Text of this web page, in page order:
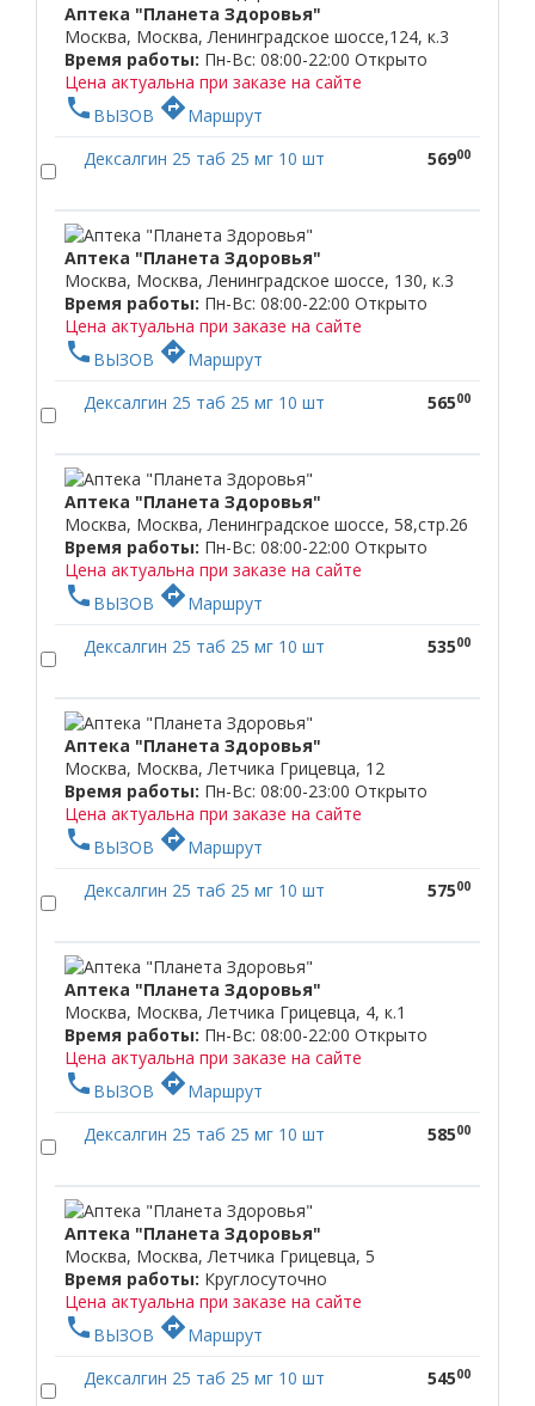
Аптека "Планета Здоровья"
Москва, Москва, Ленинградское шоссе,124, к.3
Время работы: Пн-Вс: 08:00-22:00 Открыто
Цена актуальна при заказе на сайте
phone ВЫЗОВ directionsМаршрут
Дексалгин 25 таб 25 мг 10 шт
56900
Аптека "Планета Здоровья"
Москва, Москва, Ленинградское шоссе, 130, к.3
Время работы: Пн-Вс: 08:00-22:00 Открыто
Цена актуальна при заказе на сайте
phone ВЫЗОВ directionsМаршрут
Дексалгин 25 таб 25 мг 10 шт
56500
Аптека "Планета Здоровья"
Москва, Москва, Ленинградское шоссе, 58,стр.26
Время работы: Пн-Вс: 08:00-22:00 Открыто
Цена актуальна при заказе на сайте
phone ВЫЗОВ directionsМаршрут
Дексалгин 25 таб 25 мг 10 шт
53500
Аптека "Планета Здоровья"
Москва, Москва, Летчика Грицевца, 12
Время работы: Пн-Вс: 08:00-23:00 Открыто
Цена актуальна при заказе на сайте
phone ВЫЗОВ directionsМаршрут
Дексалгин 25 таб 25 мг 10 шт
57500
Аптека "Планета Здоровья"
Москва, Москва, Летчика Грицевца, 4, к.1
Время работы: Пн-Вс: 08:00-22:00 Открыто
Цена актуальна при заказе на сайте
phone ВЫЗОВ directionsМаршрут
Дексалгин 25 таб 25 мг 10 шт
58500
Аптека "Планета Здоровья"
Москва, Москва, Летчика Грицевца, 5
Время работы: Круглосуточно
Цена актуальна при заказе на сайте
phone ВЫЗОВ directionsМаршрут
Дексалгин 25 таб 25 мг 10 шт
54500